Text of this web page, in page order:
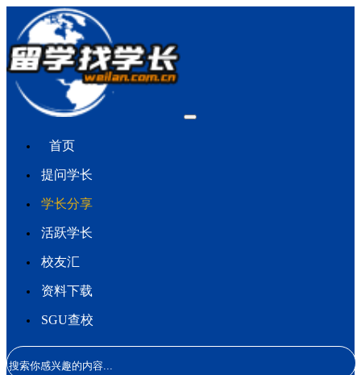
首页
提问学长
学长分享
活跃学长
校友汇
资料下载
SGU查校